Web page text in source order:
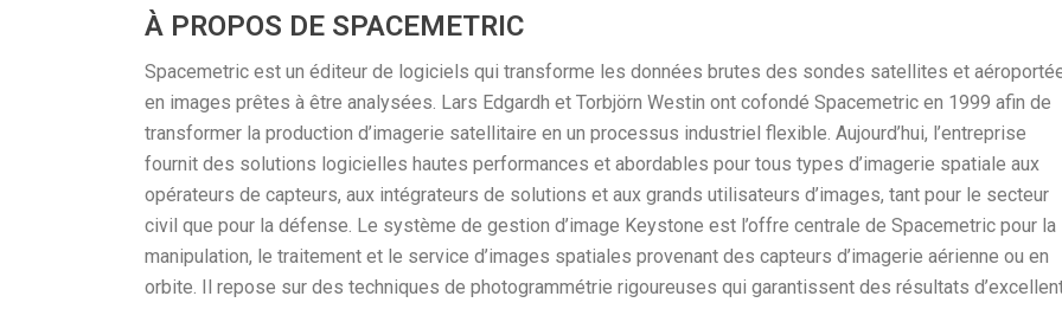
À PROPOS DE SPACEMETRIC
Spacemetric est un éditeur de logiciels qui transforme les données brutes des sondes satellites et
en images prêtes à être analysées. Lars Edgardh et Torbjörn Westin ont cofondé Spacemetric en 1999 afin de
transformer la production d’imagerie satellitaire en un processus industriel flexible. Aujourd’hui, l’entreprise
fournit des solutions logicielles hautes performances et abordables pour tous types d’imagerie spatiale aux
opérateurs de capteurs, aux intégrateurs de solutions et aux grands utilisateurs d’images, tant pour le secteur
civil que pour la défense. Le système de gestion d’image Keystone est l’offre centrale de Spacemetric pour la
manipulation, le traitement et le service d’images spatiales provenant des capteurs d’imagerie aérienne ou en
orbite. Il repose sur des techniques de photogrammétrie rigoureuses qui garantissent des résultats